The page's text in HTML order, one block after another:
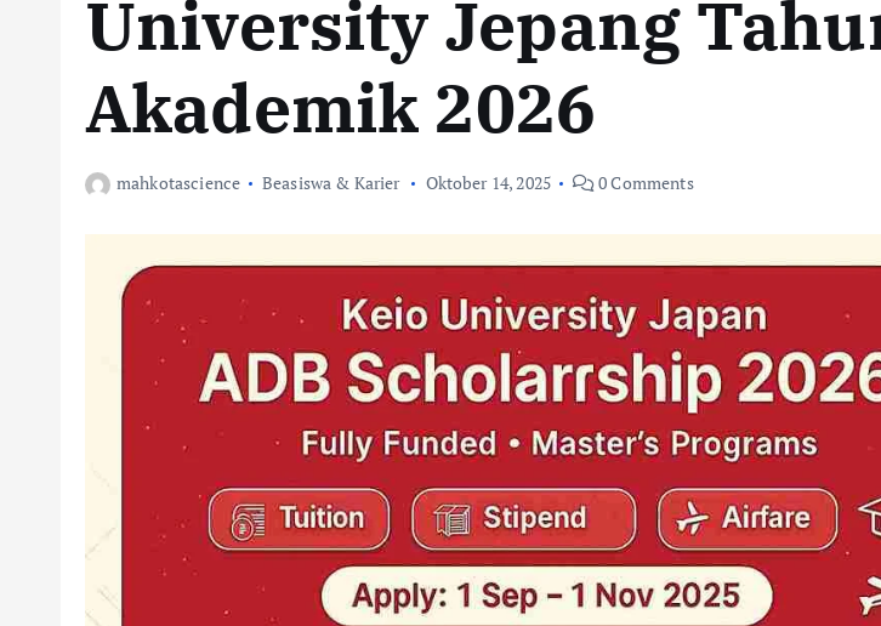
University Jepang
Akademik 2026
mahkotascience Beasiswa & Karier Oktober 14, 2025 0 Comments